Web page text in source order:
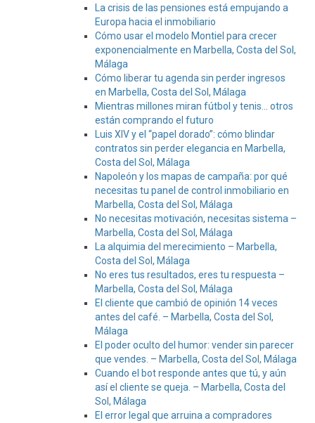
La crisis de las pensiones está empujando a
Europa hacia el inmobiliario
Cómo usar el modelo Montiel para crecer
exponencialmente en Marbella, Costa del Sol,
Málaga
Cómo liberar tu agenda sin perder ingresos
en Marbella, Costa del Sol, Málaga
Mientras millones miran fútbol y tenis… otros
están comprando el futuro
Luis XIV y el “papel dorado”: cómo blindar
contratos sin perder elegancia en Marbella,
Costa del Sol, Málaga
Napoleón y los mapas de campaña: por qué
necesitas tu panel de control inmobiliario en
Marbella, Costa del Sol, Málaga
No necesitas motivación, necesitas sistema –
Marbella, Costa del Sol, Málaga
La alquimia del merecimiento – Marbella,
Costa del Sol, Málaga
No eres tus resultados, eres tu respuesta –
Marbella, Costa del Sol, Málaga
El cliente que cambió de opinión 14 veces
antes del café. – Marbella, Costa del Sol,
Málaga
El poder oculto del humor: vender sin parecer
que vendes. – Marbella, Costa del Sol, Málaga
Cuando el bot responde antes que tú, y aún
así el cliente se queja. – Marbella, Costa del
Sol, Málaga
El error legal que arruina a compradores